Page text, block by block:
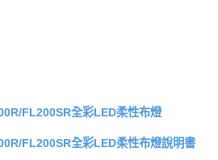
FL200SR全彩LED柔性布燈
FL200SR全彩LED柔性布燈說明書